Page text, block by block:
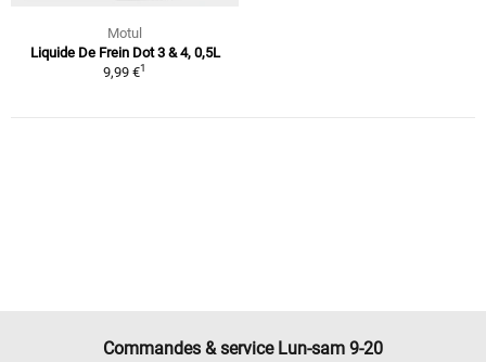
Motul
Liquide De Frein Dot 3 & 4, 0,5L
9,99 €1
Commandes & service Lun-sam 9-20